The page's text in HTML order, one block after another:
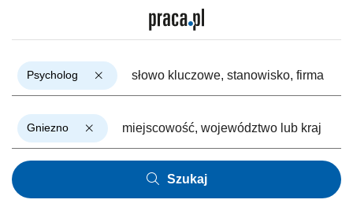
Psycholog
Gniezno
Szukaj